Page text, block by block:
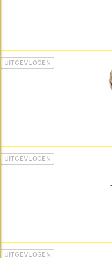
UITGEVLOGEN
UITGEVLOGEN
UITGEVLOGEN